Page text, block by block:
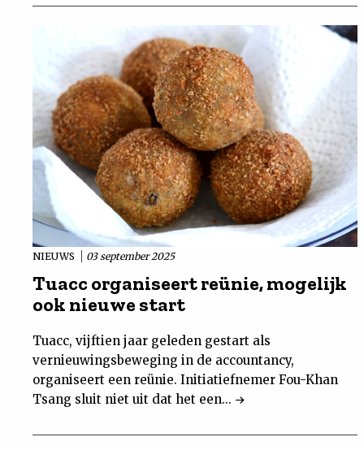
NIEUWS 03 september 2025
Tuacc organiseert reünie, mogelijk
ook nieuwe start
Tuacc, vijftien jaar geleden gestart als
vernieuwingsbeweging in de accountancy,
organiseert een reünie. Initiatiefnemer Fou-Khan
Tsang sluit niet uit dat het een...